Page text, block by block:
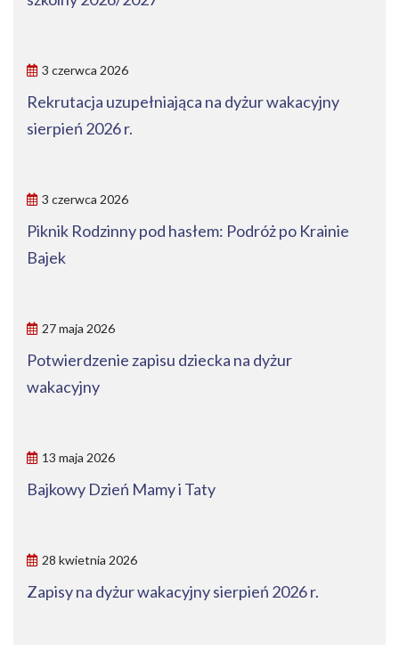
3 czerwca 2026
Rekrutacja uzupełniająca na dyżur wakacyjny
sierpień 2026 r.
3 czerwca 2026
Piknik Rodzinny pod hasłem: Podróż po Krainie
Bajek
27 maja 2026
Potwierdzenie zapisu dziecka na dyżur
wakacyjny
13 maja 2026
Bajkowy Dzień Mamy i Taty
28 kwietnia 2026
Zapisy na dyżur wakacyjny sierpień 2026 r.